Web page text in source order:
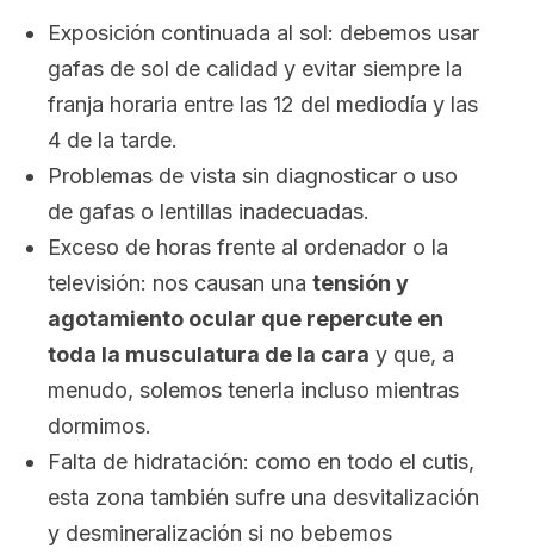
Exposición continuada al sol: debemos usar
gafas de sol de calidad y evitar siempre la
franja horaria entre las 12 del mediodía y las
4 de la tarde.
Problemas de vista sin diagnosticar o uso
de gafas o lentillas inadecuadas.
Exceso de horas frente al ordenador o la
televisión: nos causan una tensión y
agotamiento ocular que repercute en
toda la musculatura de la cara y que, a
menudo, solemos tenerla incluso mientras
dormimos.
Falta de hidratación: como en todo el cutis,
esta zona también sufre una desvitalización
y desmineralización si no bebemos